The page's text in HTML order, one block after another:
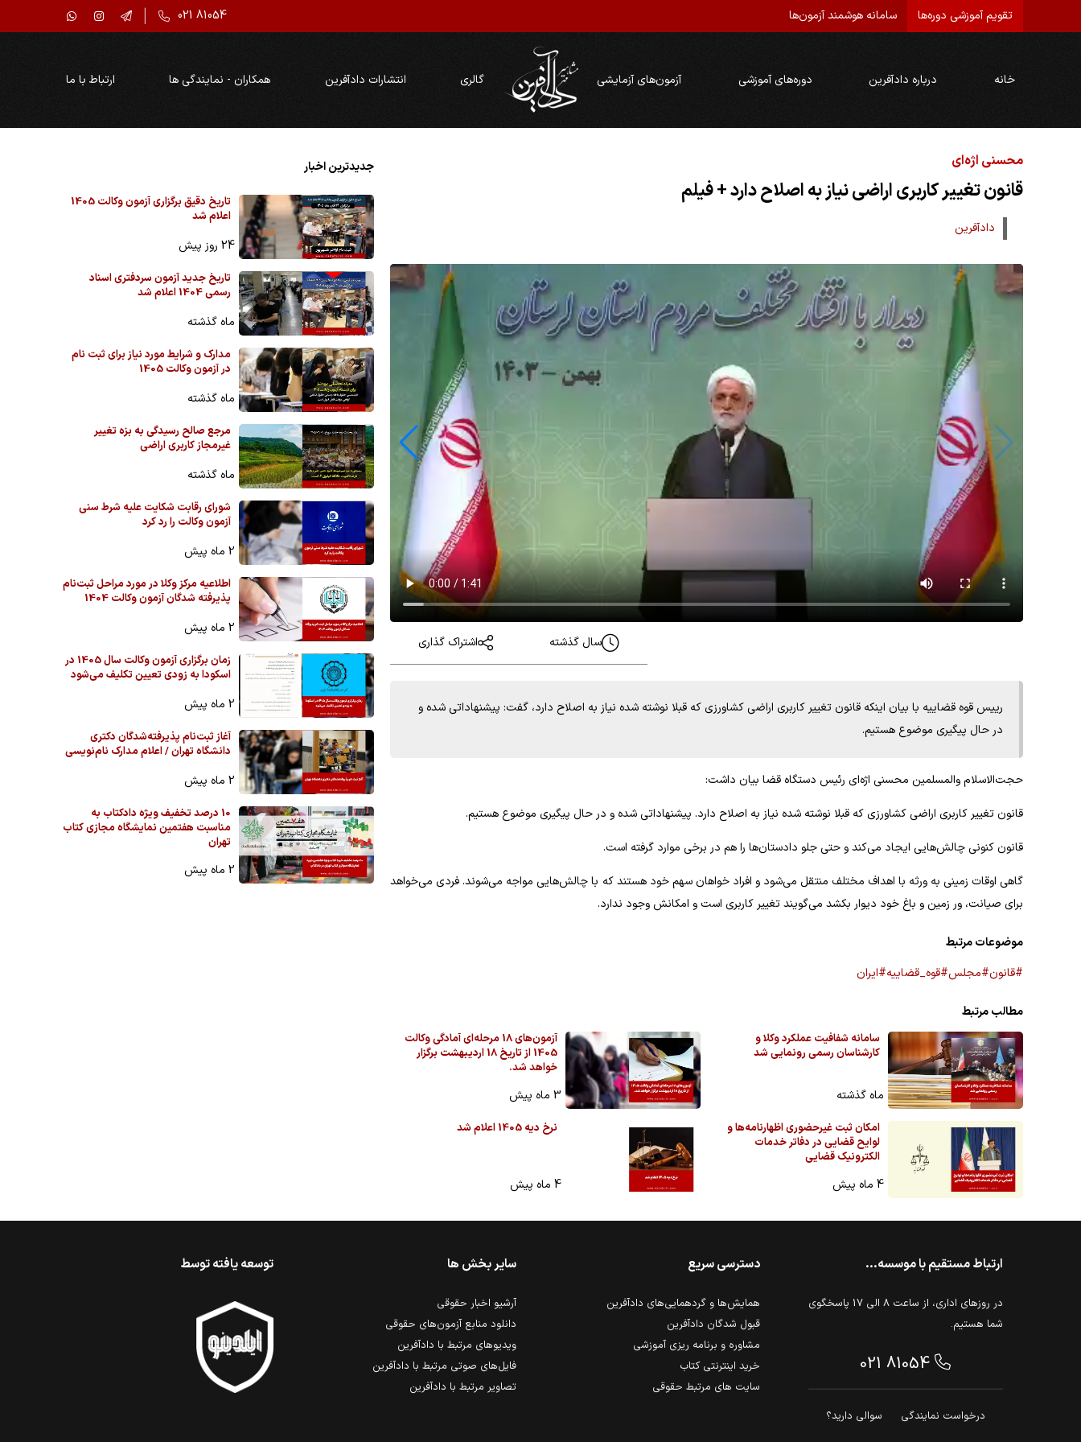
تقویم آموزشی دوره‌ها سامانه هوشمند آزمون‌ها 021 81054
خانه درباره دادآفرین دوره‌های آموزشی آزمون‌های آزمایشی گالری انتشارات دادآفرین همکاران - نمایندگی ها ارتباط با ما
محسنی اژه‌ای
قانون تغییر کاربری اراضی نیاز به اصلاح دارد + فیلم
دادآفرین
سال گذشته اشتراک گذاری
رییس قوه قضاییه با بیان اینکه قانون تغییر کاربری اراضی کشاورزی که قبلا نوشته شده نیاز به اصلاح دارد، گفت: پیشنهاداتی شده و
در حال پیگیری موضوع هستیم.
حجت‌الاسلام والمسلمین محسنی اژه‌ای رئیس دستگاه قضا بیان داشت:
قانون تغییر کاربری اراضی کشاورزی که قبلا نوشته شده نیاز به اصلاح دارد. پیشنهاداتی شده و در حال پیگیری موضوع هستیم.
قانون کنونی چالش‌هایی ایجاد می‌کند و حتی جلو دادستان‌ها را هم در برخی موارد گرفته است.
گاهی اوقات زمینی به ورثه با اهداف مختلف منتقل می‌شود و افراد خواهان سهم خود هستند که با چالش‌هایی مواجه می‌شوند. فردی می‌خواهد
برای صیانت، ور زمین و باغ خود دیوار بکشد می‌گویند تغییر کاربری است و امکانش وجود ندارد.
موضوعات مرتبط
#قانون#مجلس#قوه_قضاییه#ایران
مطالب مرتبط
سامانه شفافیت عملکرد وکلا و
کارشناسان رسمی رونمایی شد
ماه گذشته
آزمون‌های 18 مرحله‌ای آمادگی وکالت
1405 از تاریخ 18 اردیبهشت برگزار
خواهد شد.
3 ماه پیش
امکان ثبت غیرحضوری اظهارنامه‌ها و
لوایح قضایی در دفاتر خدمات
الکترونیک قضایی
4 ماه پیش
نرخ دیه 1405 اعلام شد
4 ماه پیش
جدیدترین اخبار
تاریخ دقیق برگزاری آزمون وکالت 1405
اعلام شد
24 روز پیش
تاریخ جدید آزمون سردفتری اسناد
رسمی 1404 اعلام شد
ماه گذشته
مدارک و شرایط مورد نیاز برای ثبت نام
در آزمون وکالت 1405
ماه گذشته
مرجع صالح رسیدگی به بزه تغییر
غیرمجاز کاربری اراضی
ماه گذشته
شورای رقابت شکایت علیه شرط سنی
آزمون وکالت را رد کرد
2 ماه پیش
اطلاعیه مرکز وکلا در مورد مراحل ثبت‌نام
پذیرفته شدگان آزمون وکالت 1404
2 ماه پیش
زمان برگزاری آزمون وکالت سال 1405 در
اسکودا به زودی تعیین تکلیف می‌شود
2 ماه پیش
آغاز ثبت‌نام پذیرفته‌شدگان دکتری
دانشگاه تهران / اعلام مدارک نام‌نویسی
2 ماه پیش
10 درصد تخفیف ویژه دادکتاب به
مناسبت هفتمین نمایشگاه مجازی کتاب
تهران
2 ماه پیش
ارتباط مستقیم با موسسه...
در روزهای اداری، از ساعت 8 الی 17 پاسخگوی
شما هستیم.
021 81054
درخواست نمایندگی سوالی دارید؟
دسترسی سریع
همایش‌ها و گردهمایی‌های دادآفرین
قبول شدگان دادآفرین
مشاوره و برنامه ریزی آموزشی
خرید اینترنتی کتاب
سایت های مرتبط حقوقی
سایر بخش ها
آرشیو اخبار حقوقی
دانلود منابع آزمون‌های حقوقی
ویدیوهای مرتبط با دادآفرین
فایل‌های صوتی مرتبط با دادآفرین
تصاویر مرتبط با دادآفرین
توسعه یافته توسط